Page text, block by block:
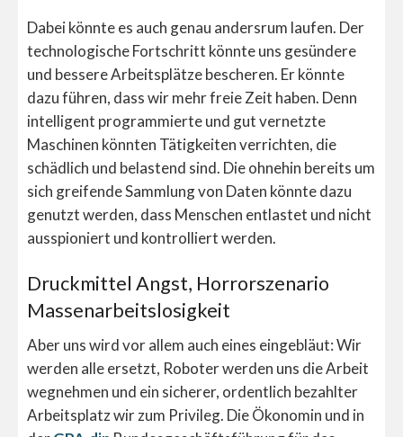
Dabei könnte es auch genau andersrum laufen. Der
technologische Fortschritt könnte uns gesündere
und bessere Arbeitsplätze bescheren. Er könnte
dazu führen, dass wir mehr freie Zeit haben. Denn
intelligent programmierte und gut vernetzte
Maschinen könnten Tätigkeiten verrichten, die
schädlich und belastend sind. Die ohnehin bereits um
sich greifende Sammlung von Daten könnte dazu
genutzt werden, dass Menschen entlastet und nicht
ausspioniert und kontrolliert werden.
Druckmittel Angst, Horrorszenario
Massenarbeitslosigkeit
Aber uns wird vor allem auch eines eingebläut: Wir
werden alle ersetzt, Roboter werden uns die Arbeit
wegnehmen und ein sicherer, ordentlich bezahlter
Arbeitsplatz wir zum Privileg. Die Ökonomin und in